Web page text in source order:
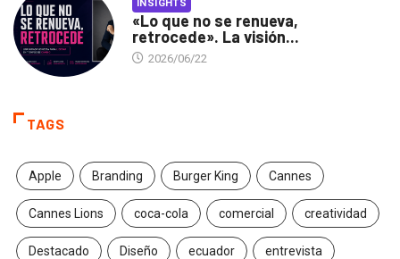
INSIGHTS
«Lo que no se renueva,
retrocede». La visión...
2026/06/22
TAGS
Apple Branding Burger King Cannes
Cannes Lions coca-cola comercial creatividad
Destacado Diseño ecuador entrevista